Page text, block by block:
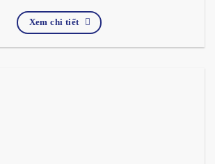
Xem chi tiết